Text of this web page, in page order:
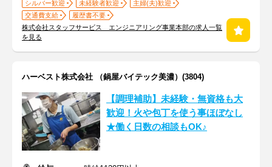
シルバー歓迎 未経験者歓迎
主婦(夫)歓迎
交通費支給
履歴書不要
株式会社スタッフサービス エンジニアリング事業本部の求人一覧
を見る
ハーベスト株式会社 （鍋屋バイテック美濃）(3804)
【調理補助】未経験・無資格も大
歓迎！火や包丁を使う事ほぼなし
★働く日数の相談もOK♪